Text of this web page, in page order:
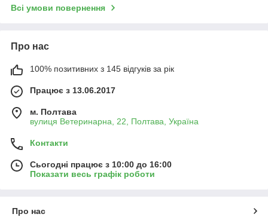
Всі умови повернення
Про нас
100% позитивних з 145 відгуків за рік
Працює з 13.06.2017
м. Полтава
вулиця Ветеринарна, 22, Полтава, Україна
Контакти
Сьогодні працює з 10:00 до 16:00
Показати весь графік роботи
Про нас